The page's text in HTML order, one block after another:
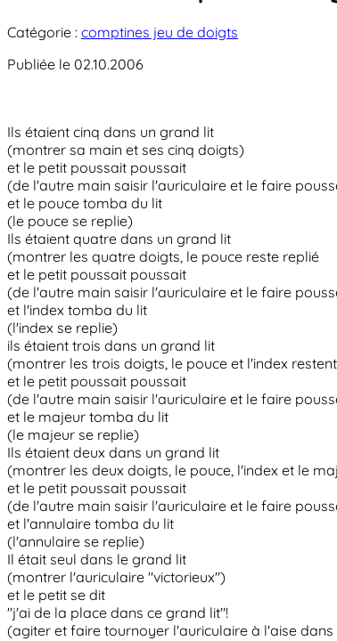
Catégorie : comptines jeu de doigts
Publiée le 02.10.2006
Ils étaient cinq dans un grand lit
(montrer sa main et ses cinq doigts)
et le petit poussait poussait
(de l'autre main saisir l'auriculaire et le faire
et le pouce tomba du lit
(le pouce se replie)
Ils étaient quatre dans un grand lit
(montrer les quatre doigts, le pouce reste replié
et le petit poussait poussait
(de l'autre main saisir l'auriculaire et le faire
et l'index tomba du lit
(l'index se replie)
ils étaient trois dans un grand lit
(montrer les trois doigts, le pouce et l'index
et le petit poussait poussait
(de l'autre main saisir l'auriculaire et le faire
et le majeur tomba du lit
(le majeur se replie)
Ils étaient deux dans un grand lit
(montrer les deux doigts, le pouce, l'index et le
et le petit poussait poussait
(de l'autre main saisir l'auriculaire et le faire
et l'annulaire tomba du lit
(l'annulaire se replie)
Il était seul dans le grand lit
(montrer l'auriculaire "victorieux")
et le petit se dit
"j'ai de la place dans ce grand lit"!
(agiter et faire tournoyer l'auriculaire à l'aise